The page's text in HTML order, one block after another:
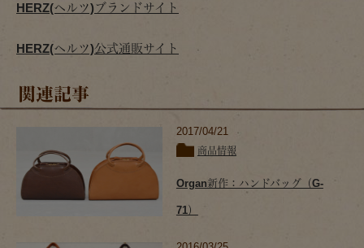
HERZ(ヘルツ)ブランドサイト
HERZ(ヘルツ)公式通販サイト
関連記事
2017/04/21
商品情報
Organ新作：ハンドバッグ（G-
71）